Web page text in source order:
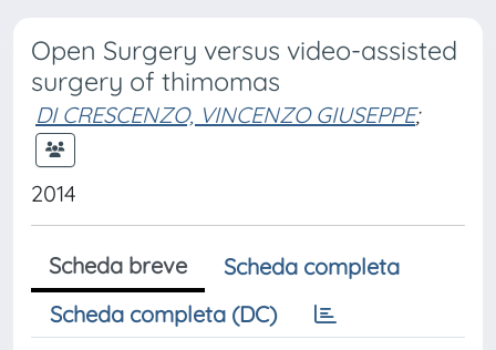
Open Surgery versus video-assisted
surgery of thimomas
DI CRESCENZO, VINCENZO GIUSEPPE;
2014
Scheda breve
Scheda completa
Scheda completa (DC)